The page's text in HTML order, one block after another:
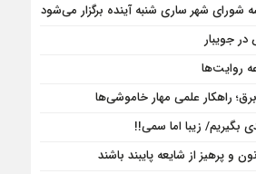
شورای شهر ساری شنبه آینده برگزار می‌شود
جویبار
روایت‌ها
راهکار علمی مهار خاموشی‌ها
بگیریم/ زیبا اما سمی!!
و پرهیز از شایعه پایبند باشند